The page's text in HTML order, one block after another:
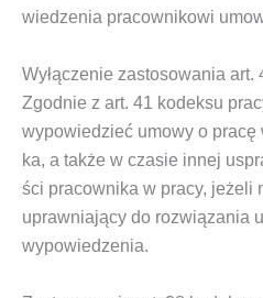
wie­dze­nia pra­cow­ni­ko­wi
Wyłączenie zastosowania art.
Zgod­nie z art. 41 kodek­su
wypo­wie­dzieć umo­wy o
ka, a tak­że w cza­sie innej
ści pra­cow­ni­ka w pra­cy, jeże­li
upraw­nia­ją­cy do roz­wią­za­nia
wypowiedzenia.